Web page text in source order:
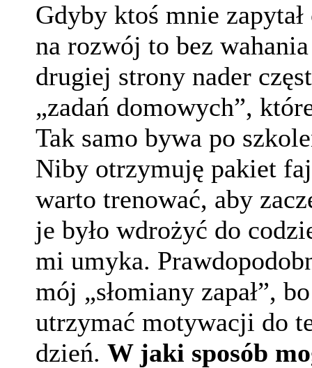
Gdyby ktoś mnie
na rozwój to bez
drugiej strony nader
„zadań domowych”,
Tak samo bywa po
Niby otrzymuję pakiet
warto trenować, aby
je było wdrożyć do
mi umyka.
mój „słomiany zapał”,
utrzymać motywacji do
dzień. W jaki sposób